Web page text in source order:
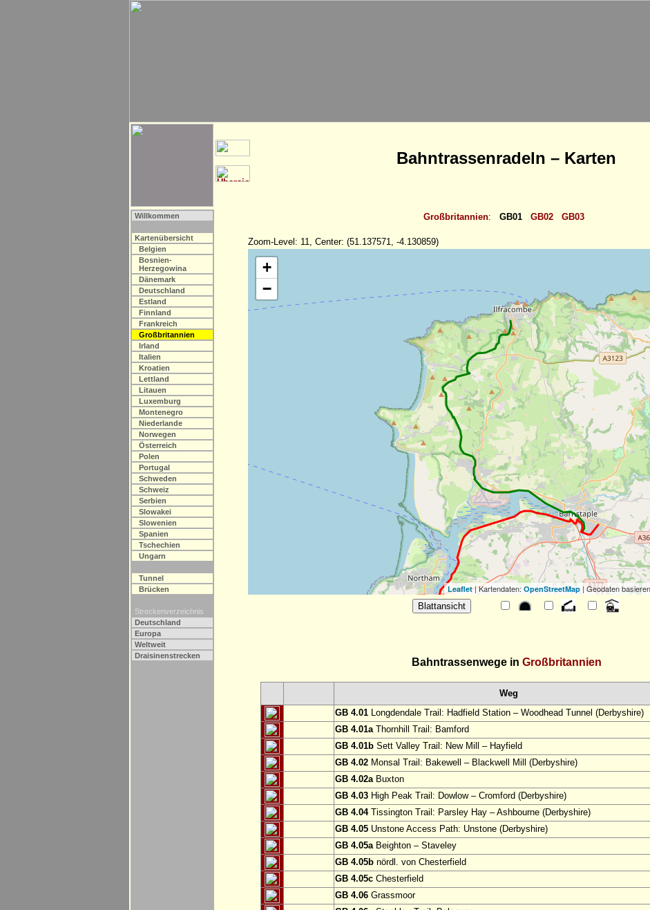
Bahntrassenradeln – Karten
Willkommen
Kartenübersicht
Belgien
Bosnien-
Herzegowina
Dänemark
Deutschland
Estland
Finnland
Frankreich
Großbritannien
Irland
Italien
Kroatien
Lettland
Litauen
Luxemburg
Montenegro
Niederlande
Norwegen
Österreich
Polen
Portugal
Schweden
Schweiz
Serbien
Slowakei
Slowenien
Spanien
Tschechien
Ungarn
Tunnel
Brücken
Streckenverzeichnis
Deutschland
Europa
Weltweit
Draisinenstrecken
Großbritannien: GB01 GB02 GB03
Zoom-Level: 11, Center: (51.137571, -4.130859)
+
−
Leaflet| Kartendaten: OpenStreetMap| Geodaten
Bahntrassenwege in Großbritannien
Weg
GB 4.01 Longdendale Trail: Hadfield Station – Woodhead Tunnel (Derbyshire)
GB 4.01aThornhill Trail: Bamford
GB 4.01b Sett Valley Trail: New Mill – Hayfield
GB 4.02 Monsal Trail: Bakewell – Blackwell Mill (Derbyshire)
GB 4.02aBuxton
GB 4.03 High Peak Trail: Dowlow – Cromford (Derbyshire)
GB 4.04Tissington Trail: Parsley Hay – Ashbourne (Derbyshire)
GB 4.05 Unstone Access Path: Unstone (Derbyshire)
GB 4.05aBeighton – Staveley
GB 4.05b nördl. von Chesterfield
GB 4.05c Chesterfield
GB 4.06 Grassmoor